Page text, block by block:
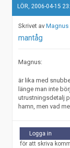
LÖR, 2006-04-15
Magnus
mantåg
Magnus:
är lika med
länge man inte
utrustningsdetalj
hamn, men vad
Logga in
för att skriva